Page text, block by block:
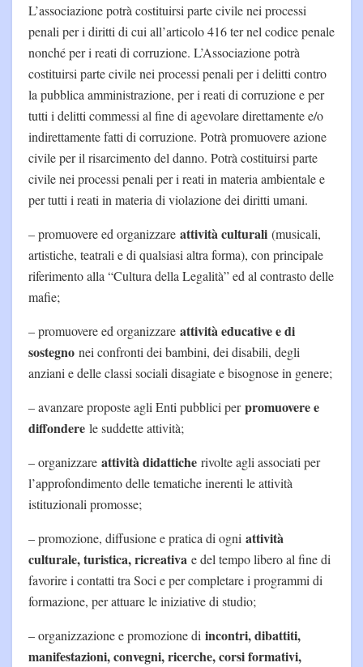
L’associazione potrà costituirsi parte civile nei processi
penali per i diritti di cui all’articolo 416 ter nel codice penale
nonché per i reati di corruzione. L’Associazione potrà
costituirsi parte civile nei processi penali per i delitti contro
la pubblica amministrazione, per i reati di corruzione e per
tutti i delitti commessi al fine di agevolare direttamente e/o
indirettamente fatti di corruzione. Potrà promuovere azione
civile per il risarcimento del danno. Potrà costituirsi parte
civile nei processi penali per i reati in materia ambientale e
per tutti i reati in materia di violazione dei diritti umani.
– promuovere ed organizzare attività culturali (musicali,
artistiche, teatrali e di qualsiasi altra forma), con principale
riferimento alla “Cultura della Legalità” ed al contrasto delle
mafie;
– promuovere ed organizzare attività educative e di
sostegno nei confronti dei bambini, dei disabili, degli
anziani e delle classi sociali disagiate e bisognose in genere;
– avanzare proposte agli Enti pubblici perpromuovere e
diffondere le suddette attività;
– organizzare attività didattiche rivolte agli associati per
l’approfondimento delle tematiche inerenti le attività
istituzionali promosse;
– promozione, diffusione e pratica di ogni attività
culturale, turistica, ricreativa e del tempo libero al fine di
favorire i contatti tra Soci e per completare i programmi di
formazione, per attuare le iniziative di studio;
– organizzazione e promozione di incontri, dibattiti,
manifestazioni, convegni, ricerche, corsi formativi,